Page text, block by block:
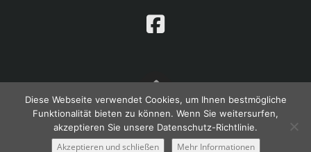
Copyright © 2024 Autogas Zentrum Paderborn |Datenschutz
|Impressum
Diese Webseite verwendet Cookies, um Ihnen bestmögliche
Funktionalität bieten zu können. Wenn Sie weitersurfen,
akzeptieren Sie unsere Datenschutz-Richtlinie.
Akzeptieren und schließen Mehr Informationen